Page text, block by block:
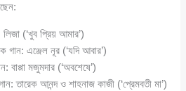
লিজা (‘খুব প্রিয় আমার’)
এঞ্জেল নূর (‘যদি আবার’)
বাপ্পা মজুমদার (‘অবশেষে’)
তারেক আনন্দ ও শাহনাজ কাজী (‘প্রেমবতী মা’)